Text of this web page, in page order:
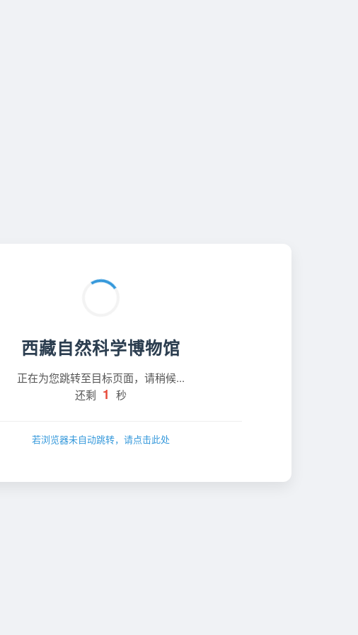
西藏自然科学博物馆
正在为您跳转至目标页面，请稍候...
还剩 1 秒
若浏览器未自动跳转，请点击此处